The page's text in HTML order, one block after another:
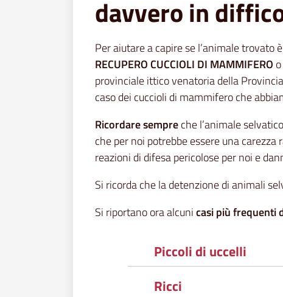
davvero in
Per aiutare a capire se l’animale
RECUPERO CUCCIOLI DI MAMMIFERO
provinciale ittico venatoria della
caso dei cuccioli di mammifero che
Ricordare sempreche l’animale
che per noi potrebbe essere una
reazioni di difesa pericolose per noi e
Si ricorda che la detenzione di animali
Si riportano ora alcunicasi più frequenti
Piccoli di uccelli
Ricci